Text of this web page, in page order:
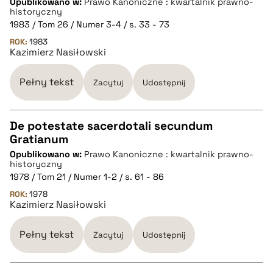
pobierz cytat
BIBTEX
pobierz cytat
historyczny
1983 / Tom 26 / Numer 3-4 / s. 33 - 73
ROK: 1983
Kazimierz Nasiłowski
Pełny tekst Zacytuj Udostępnij
CZYSTY TEKST
pobierz cytat
BIBTEX
pobierz cytat
De potestate sacerdotali secundum
Gratianum
Opublikowano w: Prawo Kanoniczne : kwartalnik prawno-
historyczny
1978 / Tom 21 / Numer 1-2 / s. 61 - 86
ROK: 1978
Kazimierz Nasiłowski
Pełny tekst Zacytuj Udostępnij